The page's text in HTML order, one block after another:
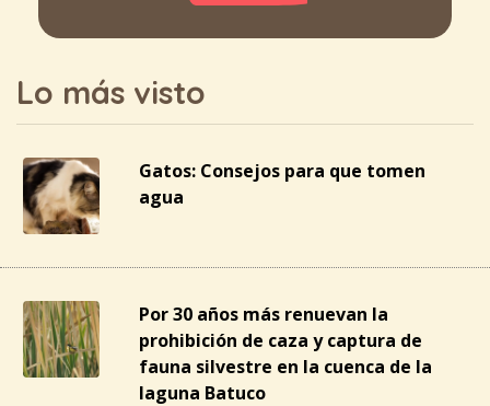
Lo más visto
Gatos: Consejos para que tomen
agua
Por 30 años más renuevan la
prohibición de caza y captura de
fauna silvestre en la cuenca de la
laguna Batuco